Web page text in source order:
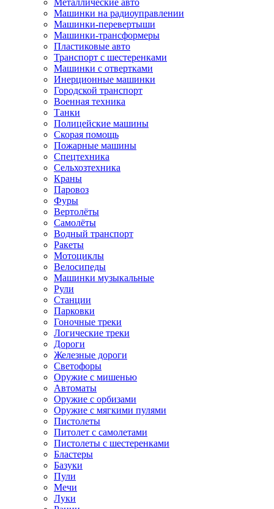
Металлические авто
Машинки на радиоуправлении
Машинки-перевертыши
Машинки-трансформеры
Пластиковые авто
Транспорт с шестеренками
Машинки с отвертками
Инерционные машинки
Городской транспорт
Военная техника
Танки
Полицейские машины
Скорая помощь
Пожарные машины
Спецтехника
Сельхозтехника
Краны
Паровоз
Фуры
Вертолёты
Самолёты
Водный транспорт
Ракеты
Мотоциклы
Велосипеды
Машинки музыкальные
Рули
Станции
Парковки
Гоночные треки
Логические треки
Дороги
Железные дороги
Светофоры
Оружие с мишенью
Автоматы
Оружие с орбизами
Оружие с мягкими пулями
Пистолеты
Питолет с самолетами
Пистолеты с шестеренками
Бластеры
Базуки
Пули
Мечи
Луки